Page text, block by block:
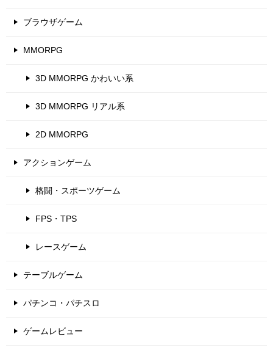
ブラウザゲーム
MMORPG
3D MMORPG かわいい系
3D MMORPG リアル系
2D MMORPG
アクションゲーム
格闘・スポーツゲーム
FPS・TPS
レースゲーム
テーブルゲーム
パチンコ・パチスロ
ゲームレビュー